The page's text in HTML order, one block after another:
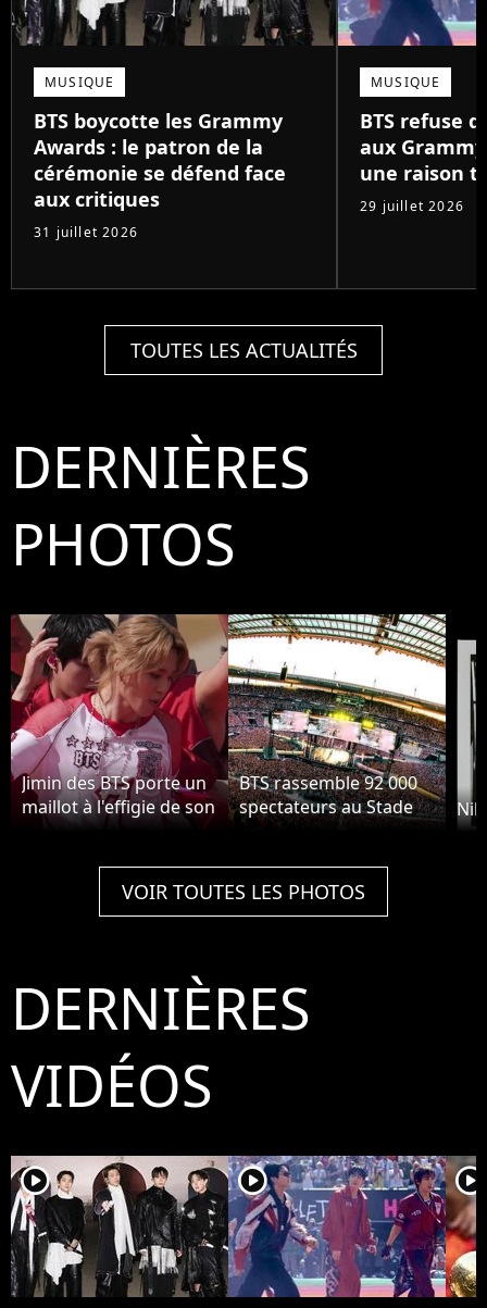
MUSIQUE
BTS boycotte les Grammy
Awards : le patron de la
cérémonie se défend face
aux critiques
31 juillet 2026
MUSIQUE
BTS refuse
aux
une raison
29 juillet 2026
TOUTES LES ACTUALITÉS
DERNIÈRES
PHOTOS
Jimin des BTS porte un
maillot à l'effigie de son
groupe à la Coupe du
BTS rassemble 92 000
spectateurs au Stade
de France
VOIR TOUTES LES PHOTOS
DERNIÈRES
VIDÉOS
player2 player2 player2